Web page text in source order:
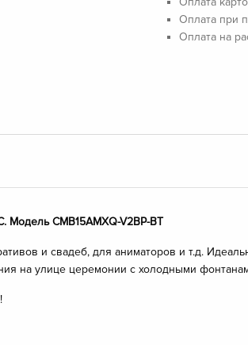
Оплата при
Оплата на
Модель CMB15AMXQ-V2BP-BT
и свадеб, для аниматоров и т.д.
на улице церемонии с холодными